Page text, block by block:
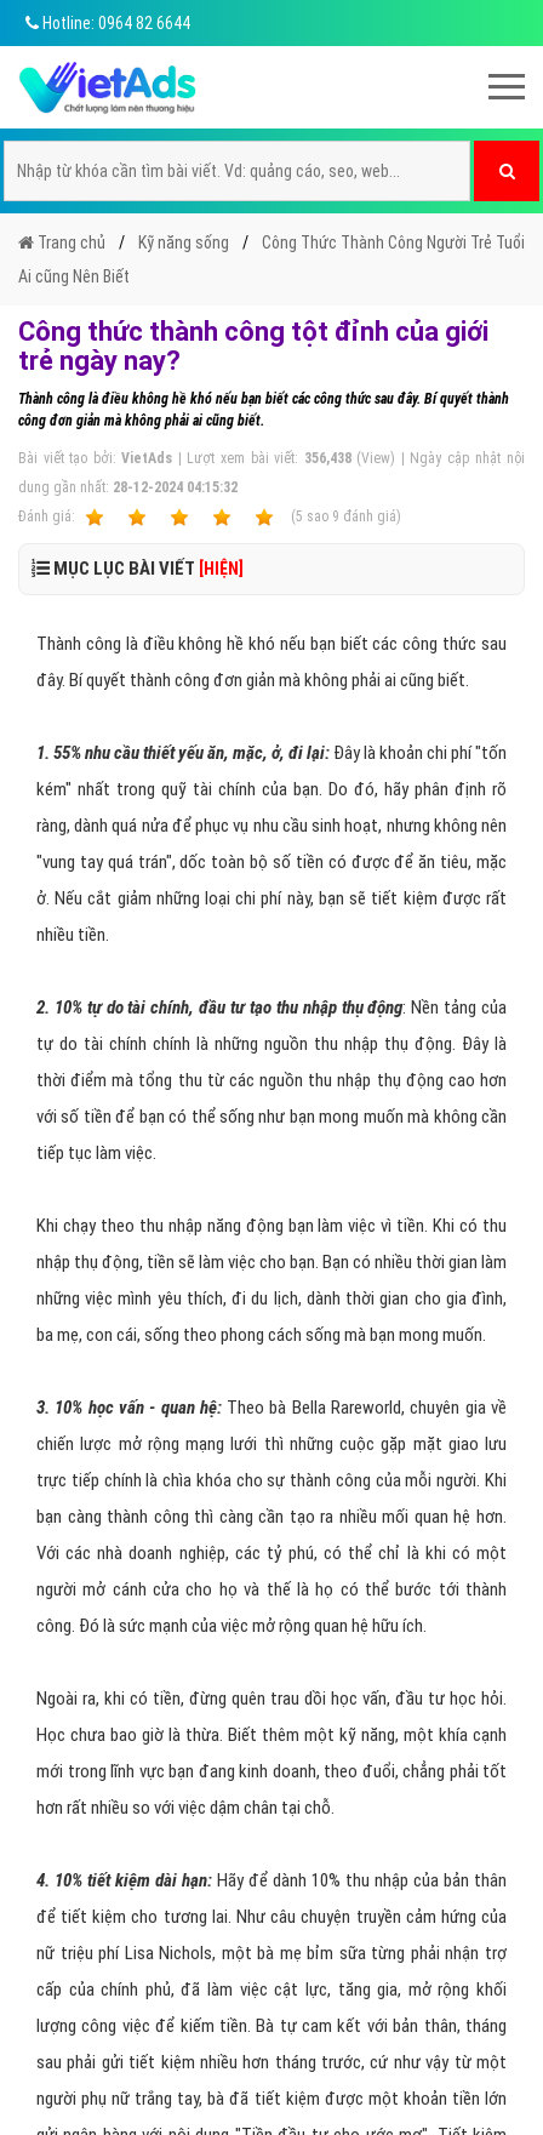
Hotline: 0964 82 6644
Trang chủ Kỹ năng sống
Công Thức Thành Công Người Trẻ Tuổi
Ai cũng Nên Biết
Công thức thành công tột đỉnh của giới
trẻ ngày nay?
Thành công là điều không hề khó nếu bạn biết các công thức sau đây. Bí quyết thành
công đơn giản mà không phải ai cũng biết.
Bài viết tạo bởi:VietAds | Lượt xem bài viết: 356,438(View) | Ngày cập nhật nội
dung gần nhất: 28-12-2024 04:15:32
Ðánh giá:
(5 sao 9 đánh giá)
MỤC LỤC BÀI VIẾT [HIỆN]
Thành công là điều không hề khó nếu bạn biết các công thức sau
đây. Bí quyết thành công đơn giản mà không phải ai cũng biết.
1. 55% nhu cầu thiết yếu ăn, mặc, ở, đi lại: Đây là khoản chi phí "tốn
kém" nhất trong quỹ tài chính của bạn. Do đó, hãy phân định rõ
ràng, dành quá nửa để phục vụ nhu cầu sinh hoạt, nhưng không nên
"vung tay quá trán", dốc toàn bộ số tiền có được để ăn tiêu, mặc
ở. Nếu cắt giảm những loại chi phí này, bạn sẽ tiết kiệm được rất
nhiều tiền.
2. 10% tự do tài chính, đầu tư tạo thu nhập thụ động: Nền tảng của
tự do tài chính chính là những nguồn thu nhập thụ động. Đây là
thời điểm mà tổng thu từ các nguồn thu nhập thụ động cao hơn
với số tiền để bạn có thể sống như bạn mong muốn mà không cần
tiếp tục làm việc.
Khi chạy theo thu nhập năng động bạn làm việc vì tiền. Khi có thu
nhập thụ động, tiền sẽ làm việc cho bạn. Bạn có nhiều thời gian làm
những việc mình yêu thích, đi du lịch, dành thời gian cho gia đình,
ba mẹ, con cái, sống theo phong cách sống mà bạn mong muốn.
3. 10% học vấn - quan hệ: Theo bà Bella Rareworld, chuyên gia về
chiến lược mở rộng mạng lưới thì những cuộc gặp mặt giao lưu
trực tiếp chính là chìa khóa cho sự thành công của mỗi người. Khi
bạn càng thành công thì càng cần tạo ra nhiều mối quan hệ hơn.
Với các nhà doanh nghiệp, các tỷ phú, có thể chỉ là khi có một
người mở cánh cửa cho họ và thế là họ có thể bước tới thành
công. Đó là sức mạnh của việc mở rộng quan hệ hữu ích.
Ngoài ra, khi có tiền, đừng quên trau dồi học vấn, đầu tư học hỏi.
Học chưa bao giờ là thừa. Biết thêm một kỹ năng, một khía cạnh
mới trong lĩnh vực bạn đang kinh doanh, theo đuổi, chẳng phải tốt
hơn rất nhiều so với việc dậm chân tại chỗ.
4. 10% tiết kiệm dài hạn: Hãy để dành 10% thu nhập của bản thân
để tiết kiệm cho tương lai. Như câu chuyện truyền cảm hứng của
nữ triệu phí Lisa Nichols, một bà mẹ bỉm sữa từng phải nhận trợ
cấp của chính phủ, đã làm việc cật lực, tăng gia, mở rộng khối
lượng công việc để kiếm tiền. Bà tự cam kết với bản thân, tháng
sau phải gửi tiết kiệm nhiều hơn tháng trước, cứ như vậy từ một
người phụ nữ trắng tay, bà đã tiết kiệm được một khoản tiền lớn